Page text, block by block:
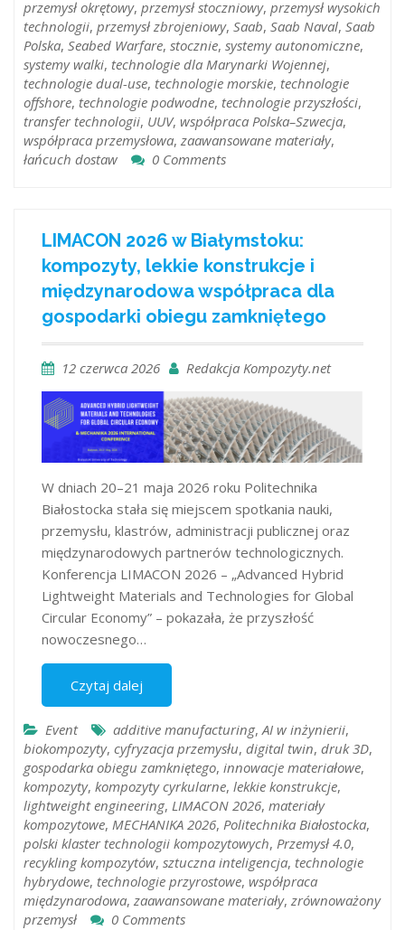
przemysł okrętowy, przemysł stoczniowy, przemysł wysokich
technologii, przemysł zbrojeniowy, Saab, Saab Naval, Saab
Polska, Seabed Warfare, stocznie, systemy autonomiczne,
systemy walki, technologie dla Marynarki Wojennej,
technologie dual-use, technologie morskie, technologie
offshore, technologie podwodne, technologie przyszłości,
transfer technologii, UUV, współpraca Polska–Szwecja,
współpraca przemysłowa, zaawansowane materiały,
łańcuch dostaw
0 Comments
LIMACON 2026 w Białymstoku:
kompozyty, lekkie konstrukcje i
międzynarodowa współpraca dla
gospodarki obiegu zamkniętego
12 czerwca 2026 Redakcja Kompozyty.net
W dniach 20–21 maja 2026 roku Politechnika
Białostocka stała się miejscem spotkania nauki,
przemysłu, klastrów, administracji publicznej oraz
międzynarodowych partnerów technologicznych.
Konferencja LIMACON 2026 – „Advanced Hybrid
Lightweight Materials and Technologies for Global
Circular Economy” – pokazała, że przyszłość
nowoczesnego…
Czytaj dalej
Event additive manufacturing,AI w inżynierii,
biokompozyty, cyfryzacja przemysłu, digital twin, druk 3D,
gospodarka obiegu zamkniętego, innowacje materiałowe,
kompozyty, kompozyty cyrkularne, lekkie konstrukcje,
lightweight engineering, LIMACON 2026, materiały
kompozytowe, MECHANIKA 2026, Politechnika Białostocka,
polski klaster technologii kompozytowych, Przemysł 4.0,
recykling kompozytów, sztuczna inteligencja, technologie
hybrydowe, technologie przyrostowe, współpraca
międzynarodowa, zaawansowane materiały, zrównoważony
przemysł
0 Comments